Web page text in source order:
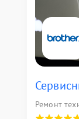
Ремонт